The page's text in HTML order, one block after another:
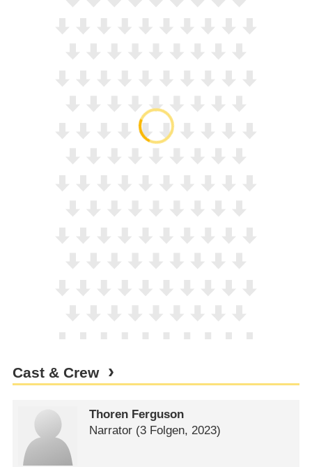
Cast & Crew
Thoren Ferguson
Narrator (3 Folgen, 2023)